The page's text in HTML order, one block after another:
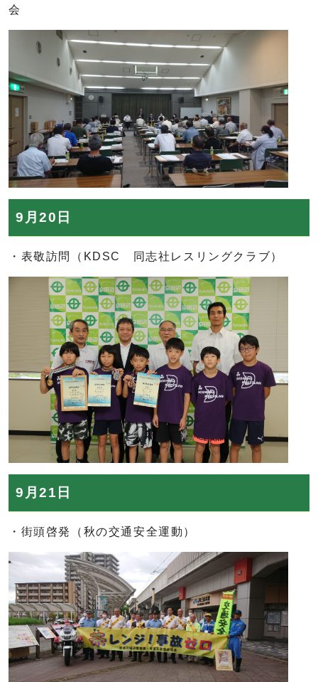
会
9月20日
・表敬訪問（KDSC 同志社レスリングクラブ）
9月21日
・街頭啓発（秋の交通安全運動）